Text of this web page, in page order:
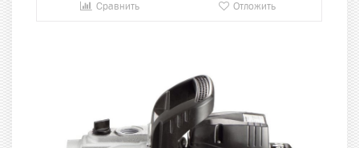
Сравнить Отложить